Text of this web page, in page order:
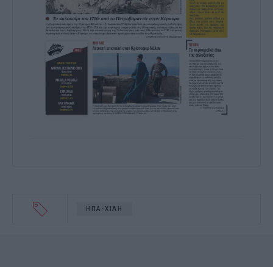
ΗΠΑ-ΧΙΛΗ